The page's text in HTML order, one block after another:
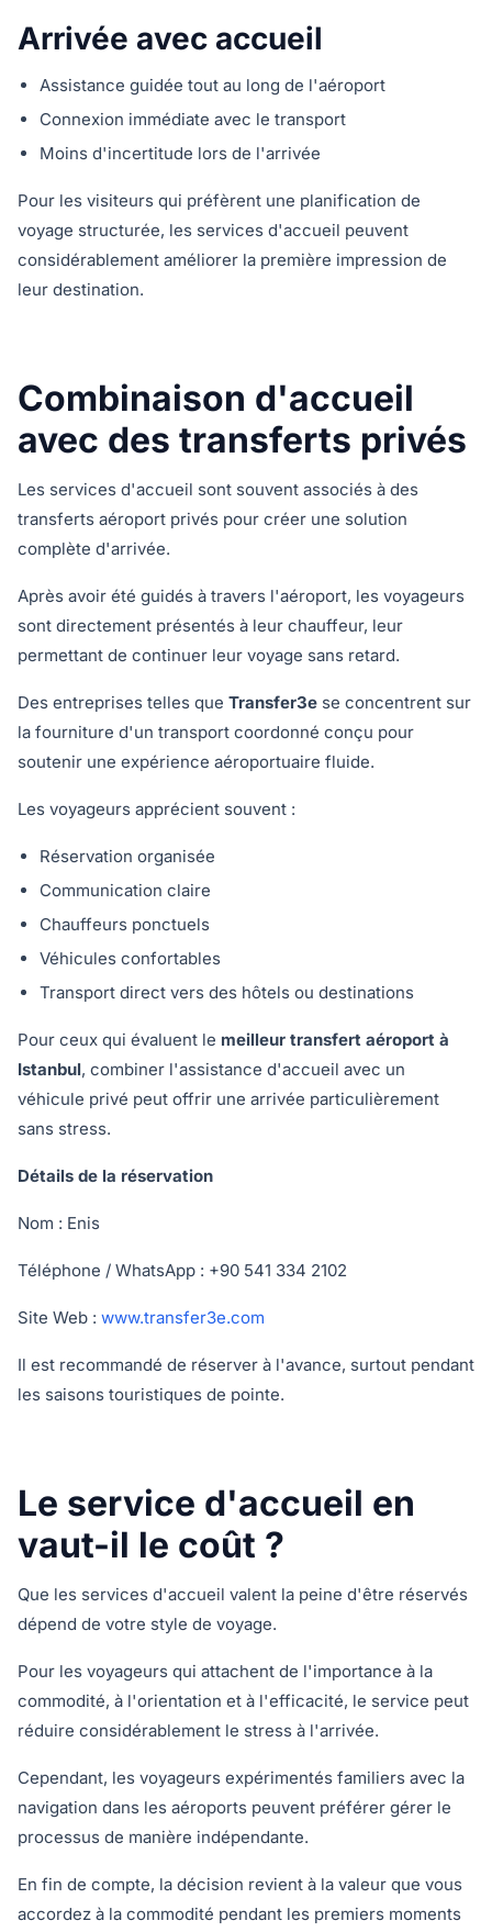
Arrivée avec accueil
Assistance guidée tout au long de l'aéroport
Connexion immédiate avec le transport
Moins d'incertitude lors de l'arrivée
Pour les visiteurs qui préfèrent une planification de
voyage structurée, les services d'accueil peuvent
considérablement améliorer la première impression de
leur destination.
Combinaison d'accueil
avec des transferts privés
Les services d'accueil sont souvent associés à des
transferts aéroport privés pour créer une solution
complète d'arrivée.
Après avoir été guidés à travers l'aéroport, les voyageurs
sont directement présentés à leur chauffeur, leur
permettant de continuer leur voyage sans retard.
Des entreprises telles que Transfer3e se concentrent sur
la fourniture d'un transport coordonné conçu pour
soutenir une expérience aéroportuaire fluide.
Les voyageurs apprécient souvent :
Réservation organisée
Communication claire
Chauffeurs ponctuels
Véhicules confortables
Transport direct vers des hôtels ou destinations
Pour ceux qui évaluent le meilleur transfert aéroport à
Istanbul, combiner l'assistance d'accueil avec un
véhicule privé peut offrir une arrivée particulièrement
sans stress.
Détails de la réservation
Nom : Enis
Téléphone / WhatsApp : +90 541 334 2102
Site Web : www.transfer3e.com
Il est recommandé de réserver à l'avance, surtout pendant
les saisons touristiques de pointe.
Le service d'accueil en
vaut-il le coût ?
Que les services d'accueil valent la peine d'être réservés
dépend de votre style de voyage.
Pour les voyageurs qui attachent de l'importance à la
commodité, à l'orientation et à l'efficacité, le service peut
réduire considérablement le stress à l'arrivée.
Cependant, les voyageurs expérimentés familiers avec la
navigation dans les aéroports peuvent préférer gérer le
processus de manière indépendante.
En fin de compte, la décision revient à la valeur que vous
accordez à la commodité pendant les premiers moments